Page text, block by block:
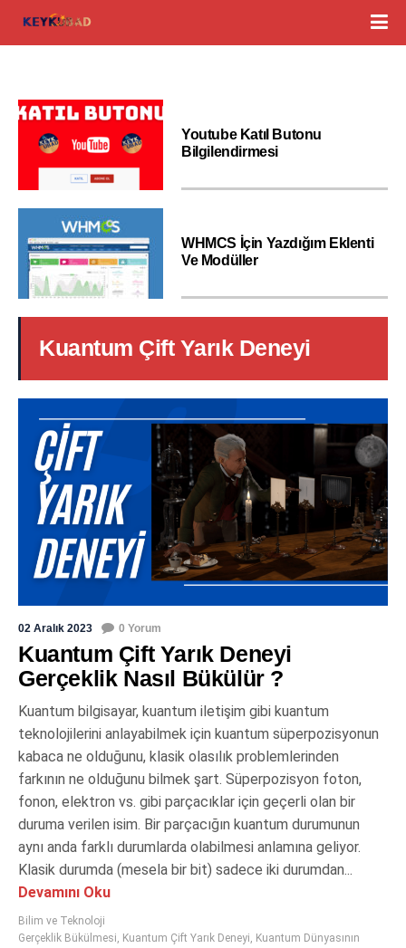
Youtube Katıl Butonu
Bilgilendirmesi
WHMCS İçin Yazdığım Eklenti
Ve Modüller
Kuantum Çift Yarık Deneyi
02 Aralık 2023 0 Yorum
Kuantum Çift Yarık Deneyi
Gerçeklik Nasıl Bükülür ?
Kuantum bilgisayar, kuantum iletişim gibi kuantum
teknolojilerini anlayabilmek için kuantum süperpozisyonun
kabaca ne olduğunu, klasik olasılık problemlerinden
farkının ne olduğunu bilmek şart. Süperpozisyon foton,
fonon, elektron vs. gibi parçacıklar için geçerli olan bir
duruma verilen isim. Bir parçacığın kuantum durumunun
aynı anda farklı durumlarda olabilmesi anlamına geliyor.
Klasik durumda (mesela bir bit) sadece iki durumdan...
Devamını Oku
Bilim ve Teknoloji
Gerçeklik Bükülmesi, Kuantum Çift Yarık Deneyi, Kuantum Dünyasının